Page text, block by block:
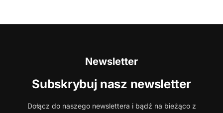
Newsletter
Subskrybuj nasz newsletter
Dołącz do naszego newslettera i bądź na bieżąco z